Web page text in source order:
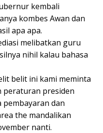
kembali
kombes Awan dan
apa apa.
melibatkan guru
nihil kalau bahasa
belit ini kami meminta
peraturan presiden
dan
the mandalikan
nanti.